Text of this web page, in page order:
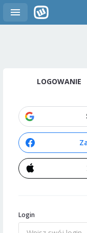
LOGOWANIE
Login